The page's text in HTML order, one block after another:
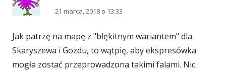
21 marca, 2018 o 13:33
Jak patrzę na mapę z "błękitnym wariantem" dla
Skaryszewa i Gozdu, to wątpię, aby ekspresówka
mogła zostać przeprowadzona takimi falami. Nic